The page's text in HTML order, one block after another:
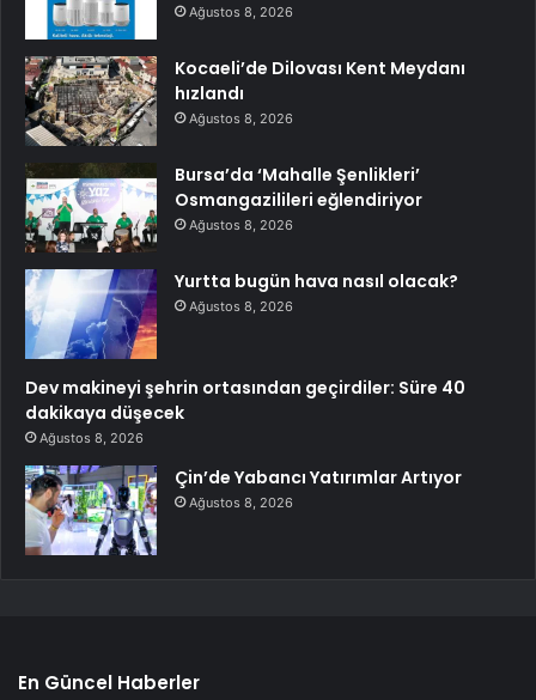
Ağustos 8, 2026
Kocaeli’de Dilovası Kent Meydanı
hızlandı
Ağustos 8, 2026
Bursa’da ‘Mahalle Şenlikleri’
Osmangazilileri eğlendiriyor
Ağustos 8, 2026
Yurtta bugün hava nasıl olacak?
Ağustos 8, 2026
Dev makineyi şehrin ortasından geçirdiler: Süre 40
dakikaya düşecek
Ağustos 8, 2026
Çin’de Yabancı Yatırımlar Artıyor
Ağustos 8, 2026
En Güncel Haberler